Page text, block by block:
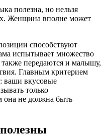
полезна, но нельзя
Женщина вполне может
способствуют
испытывает множество
передаются и малышу,
Главным критерием
ваши вкусовые
только
она не должна быть